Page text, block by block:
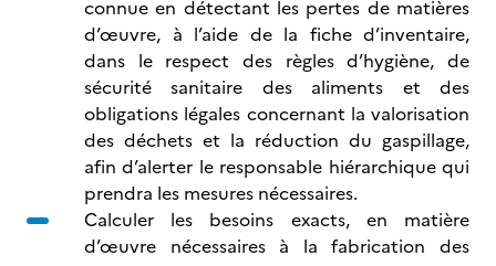
connue en détectant les pertes de matières
d’œuvre, à l’aide de la fiche d’inventaire,
dans le respect des règles d’hygiène, de
sécurité sanitaire des aliments et des
obligations légales concernant la valorisation
des déchets et la réduction du gaspillage,
afin d’alerter le responsable hiérarchique qui
prendra les mesures nécessaires.
Calculer les besoins exacts, en matière
d’œuvre nécessaires à la fabrication des